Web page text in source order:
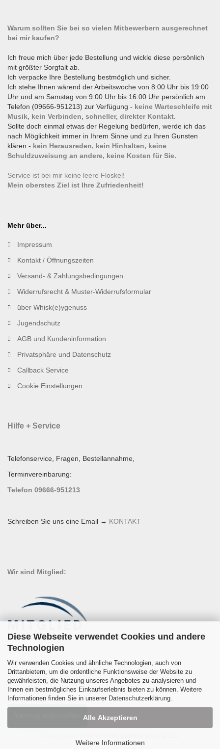
Diese Webseite verwendet Cookies und andere
Technologien
Wir verwenden Cookies und ähnliche Technologien, auch von
Drittanbietern, um die ordentliche Funktionsweise der Website zu
gewährleisten, die Nutzung unseres Angebotes zu analysieren und
Ihnen ein bestmögliches Einkaufserlebnis bieten zu können. Weitere
Informationen finden Sie in unserer Datenschutzerklärung.
Alle Akzeptieren
Weitere Informationen
Warum sollten Sie bei so vielen Mitbewerbern ausgerechnet
bei mir kaufen?
Ich freue mich über jede Bestellung und wickle diese persönlich
mit größter Sorgfalt ab.
Ich verpacke Ihre Bestellung bestmöglich und sicher.
Ich stehe Ihnen wärend der Arbeitswoche von 8:00 Uhr bis 19:00
Uhr und am Samstag von 9:00 Uhr bis 16:00 Uhr persönlich am
Telefon (09666-951213) zur Verfügung - keine Warteschleife mit
Musik, kein Verbinden, schneller, direkter Kontakt.
Sollte doch einmal etwas der Regelung bedürfen, werde ich das
nach Möglichkeit immer in Ihrem Sinne und zu Ihren Gunsten
klären - kein Herausreden, kein Hinhalten, keine
Schuldzuweisung an andere, keine Kosten für Sie.
Service ist bei mir keine leere Floskel!
Mein oberstes Ziel ist Ihre Zufriedenheit!
Mehr über...
Impressum
Kontakt / Öffnungszeiten
Versand- & Zahlungsbedingungen
Widerrufsrecht & Muster-Widerrufsformular
über Whisk(e)ygenuss
Jugendschutz
AGB und Kundeninformation
Privatsphäre und Datenschutz
Callback Service
Cookie Einstellungen
Hilfe + Service
Telefonservice, Fragen, Bestellannahme,
Terminvereinbarung:
Telefon 09666-951213
Schreiben Sie uns eine Email → KONTAKT
Wir sind Mitglied: